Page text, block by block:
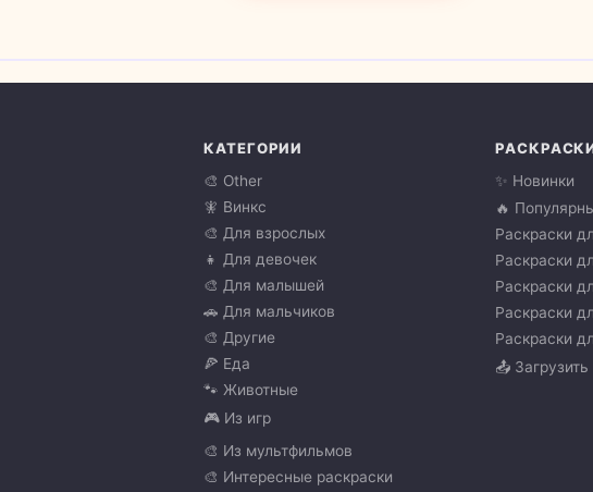
КАТЕГОРИИ
🎨 Other
🧚 Винкс
🎨 Для взрослых
👧 Для девочек
🎨 Для малышей
🚗 Для мальчиков
🎨 Другие
🍕 Еда
🐾 Животные
🎮 Из игр
🎨 Из мультфильмов
🎨 Интересные раскраски
✨ Новинки
🔥
Раскраски
Раскраски
Раскраски
Раскраски
Раскраски
📤